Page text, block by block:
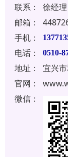
联系：
徐经理
邮箱：
手机：
电话： 0510-
地址：
宜兴
官网：
微信：